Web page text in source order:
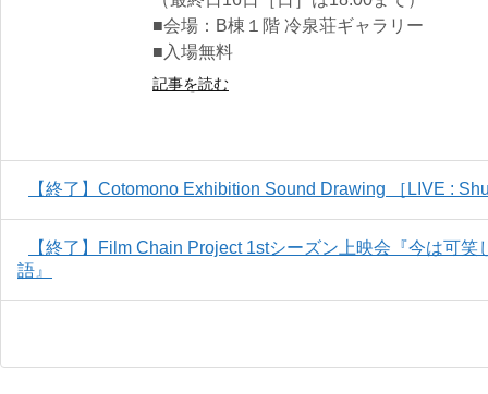
■会場：B棟１階 冷泉荘ギャラリー
■入場無料
記事を読む
【終了】Cotomono Exhibition Sound Drawing ［LIVE :
【終了】Film Chain Project 1stシーズン上映会『今は可
語』